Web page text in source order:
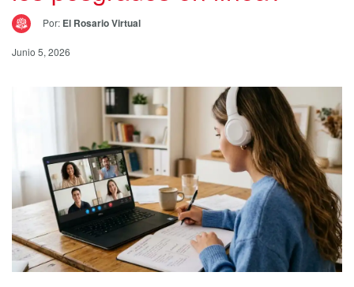
Por: El Rosario Virtual
Junio 5, 2026